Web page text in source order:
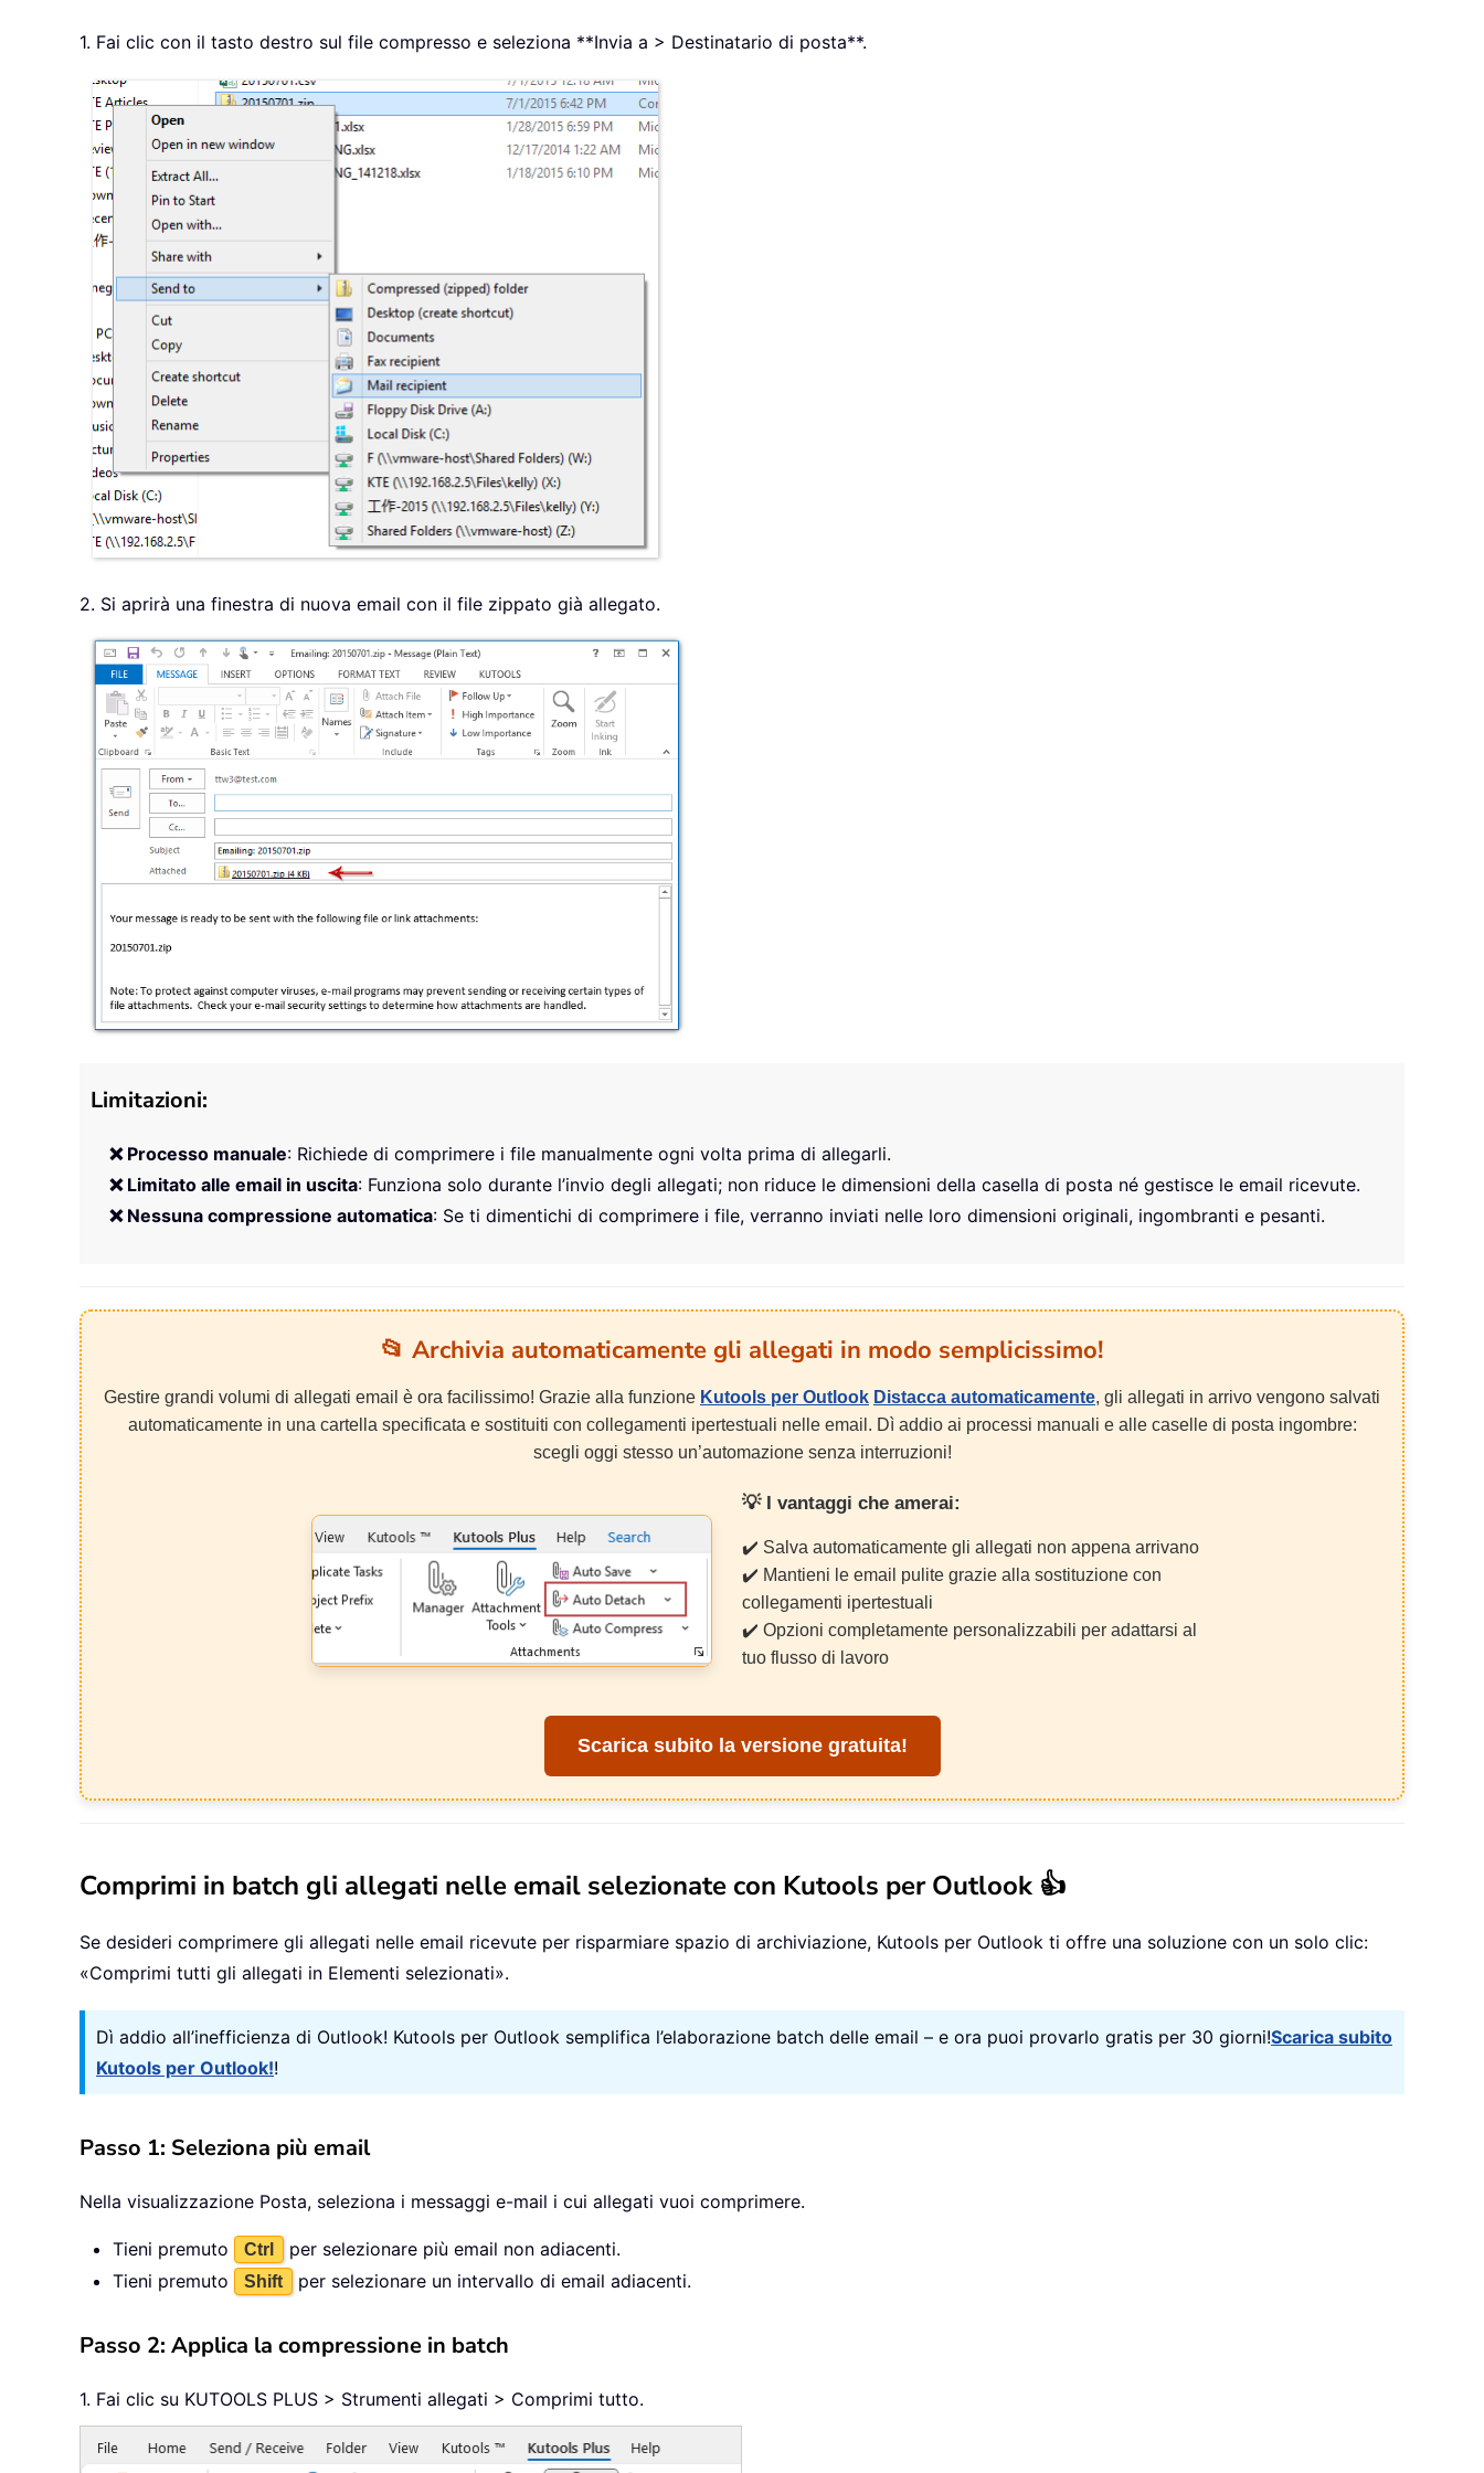
1. Fai clic con il tasto destro sul file compresso e seleziona **Invia a > Destinatario di posta**.
2. Si aprirà una finestra di nuova email con il file zippato già allegato.
Limitazioni:
❌ Processo manuale: Richiede di comprimere i file manualmente ogni volta prima di allegarli.
❌ Limitato alle email in uscita: Funziona solo durante l’invio degli allegati; non riduce le dimensioni della casella di posta né gestisce le email ricevute.
❌ Nessuna compressione automatica: Se ti dimentichi di comprimere i file, verranno inviati nelle loro dimensioni originali, ingombranti e pesanti.
📂 Archivia automaticamente gli allegati in modo semplicissimo!
Gestire grandi volumi di allegati email è ora facilissimo! Grazie alla funzione Kutools per Outlook Distacca automaticamente, gli allegati in arrivo vengono salvati
automaticamente in una cartella specificata e sostituiti con collegamenti ipertestuali nelle email. Dì addio ai processi manuali e alle caselle di posta ingombre:
scegli oggi stesso un’automazione senza interruzioni!
💡 I vantaggi che amerai:
✔️ Salva automaticamente gli allegati non appena arrivano
✔️ Mantieni le email pulite grazie alla sostituzione con
collegamenti ipertestuali
✔️ Opzioni completamente personalizzabili per adattarsi al
tuo flusso di lavoro
Scarica subito la versione gratuita!
Comprimi in batch gli allegati nelle email selezionate con Kutools per Outlook 👍
Se desideri comprimere gli allegati nelle email ricevute per risparmiare spazio di archiviazione, Kutools per Outlook ti offre una soluzione con un solo clic:
«Comprimi tutti gli allegati in Elementi selezionati».
Dì addio all’inefficienza di Outlook! Kutools per Outlook semplifica l’elaborazione batch delle email – e ora puoi provarlo gratis per 30 giorni!Scarica subito
Kutools per Outlook!!
Passo 1: Seleziona più email
Nella visualizzazione Posta, seleziona i messaggi e-mail i cui allegati vuoi comprimere.
Tieni premuto Ctrl
per selezionare più email non adiacenti.
Tieni premuto
Shift per selezionare un intervallo di email adiacenti.
Passo 2: Applica la compressione in batch
1. Fai clic su KUTOOLS PLUS > Strumenti allegati > Comprimi tutto.